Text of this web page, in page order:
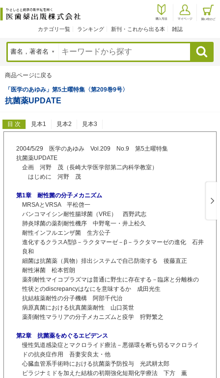
カテゴリ一覧 ランキング 新刊・これから出る本 雑誌
検索
商品ページに戻る
「医学のあゆみ」第5土曜特集〈第209巻9号〉
抗菌薬UPDATE
目 次 見本1 見本2 見本3
2004/5/29 医学のあゆみ Vol.209 No.9 第5土曜特集
抗菌薬UPDATE
企画 河野 茂（長崎大学医学部第二内科学教室）
はじめに 河野 茂
第1章 耐性菌の分子メカニズム
MRSAとVRSA 平松啓一
バンコマイシン耐性腸球菌（VRE） 西野武志
肺炎球菌の薬剤耐性機序 中野竜一・井上松久
耐性インフルエンザ菌 生方公子
進化するクラスA型β－ラクタマーゼ－β－ラクタマーゼの進化 石井
良和
細菌は抗菌薬（異物）排出システムで自己防衛する 後藤直正
耐性淋菌 松本哲朗
薬剤耐性マイコプラズマは普通に野生に存在する－臨床と分離株の
性状とのdiscrepancyはなにを意味するか 成田光生
抗結核薬耐性の分子機構 阿部千代治
病原真菌における抗真菌薬耐性 山口英世
薬剤耐性マラリアの分子メカニズムと疫学 狩野繁之
第2章 抗菌薬をめぐるエビデンス
慢性気道感染症とマクロライド療法－悪循環を断ち切るマクロライ
ドの抗炎症作用 吾妻安良太・他
心臓血管系手術時における抗菌薬予防投与 光武耕太郎
ピラジナミドを加えた結核の初期強化短期化学療法 下方 薫